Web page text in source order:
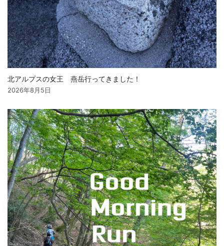
北アルプスの女王 燕岳行ってきました！
2026年8月5日